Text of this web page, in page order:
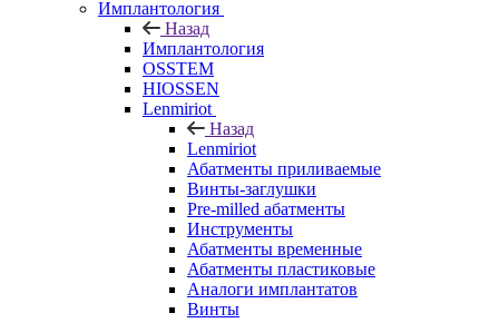
Имплантология
Назад
Имплантология
OSSTEM
HIOSSEN
Lenmiriot
Назад
Lenmiriot
Абатменты приливаемые
Винты-заглушки
Pre-milled абатменты
Инструменты
Абатменты временные
Абатменты пластиковые
Аналоги имплантатов
Винты